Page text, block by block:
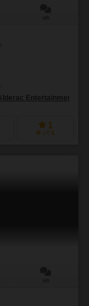
Entertainment
1
持ってる